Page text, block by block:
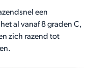
een
al vanaf 8 graden C,
zich razend tot